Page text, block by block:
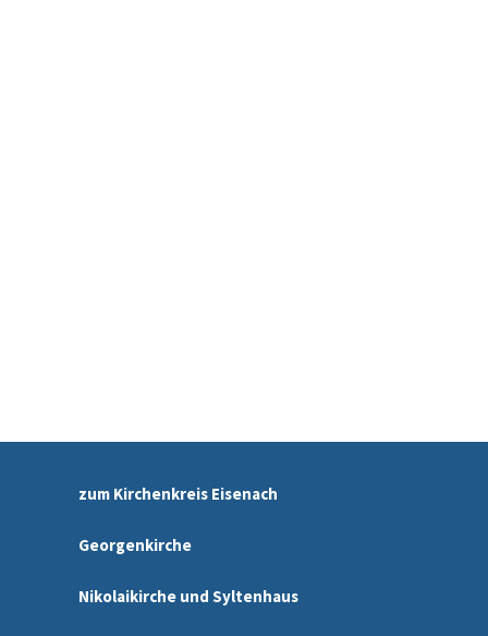
zum Kirchenkreis Eisenach
Georgenkirche
Nikolaikirche und Syltenhaus